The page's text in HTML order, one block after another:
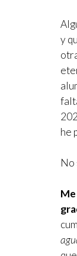
y
he
No